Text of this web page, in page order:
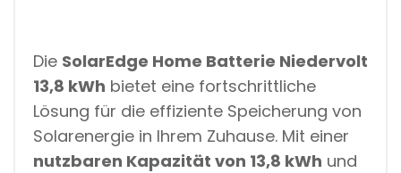
Die SolarEdge Home Batterie Niedervolt
13,8 kWh bietet eine fortschrittliche
Lösung für die effiziente Speicherung von
Solarenergie in Ihrem Zuhause. Mit einer
nutzbaren Kapazität von 13,8 kWh und